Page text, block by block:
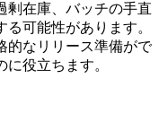
剰在庫、バッチの手直
可能性があります。
的なリリース準備がで
役立ちます。